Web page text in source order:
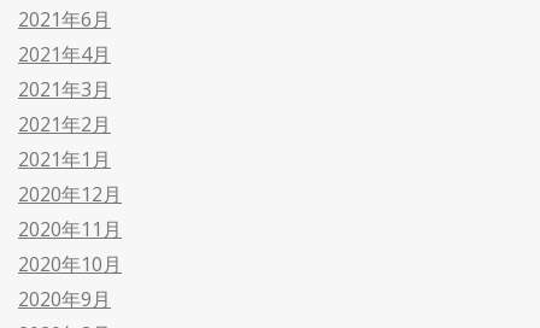
2021年6月
2021年4月
2021年3月
2021年2月
2021年1月
2020年12月
2020年11月
2020年10月
2020年9月